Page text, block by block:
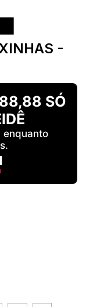
-
SÓ
enquanto